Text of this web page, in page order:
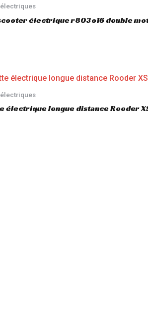
électrique r803o16 double
électrique longue distance Rooder